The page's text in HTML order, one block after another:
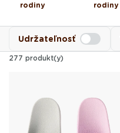
rodiny
rodiny
Udržateľnosť
277 produkt(y)